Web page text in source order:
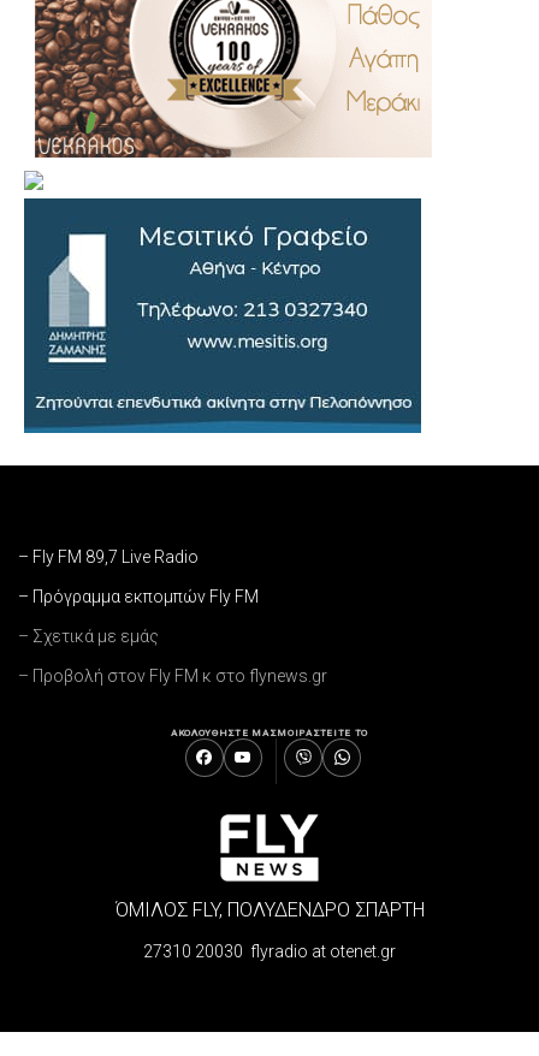
– Fly FM 89,7 Live Radio
– Πρόγραμμα εκπομπών Fly FM
– Σχετικά με εμάς
– Προβολή στον Fly FM κ στο flynews.gr
ΑΚΟΛΟΥΘΗΣΤΕ ΜΑΣΜΟΙΡΑΣΤΕΙΤΕ ΤΟ
ΌΜΙΛΟΣ FLY, ΠΟΛΥΔΕΝΔΡΟ ΣΠΑΡΤΗ
27310 20030 flyradio at otenet.gr